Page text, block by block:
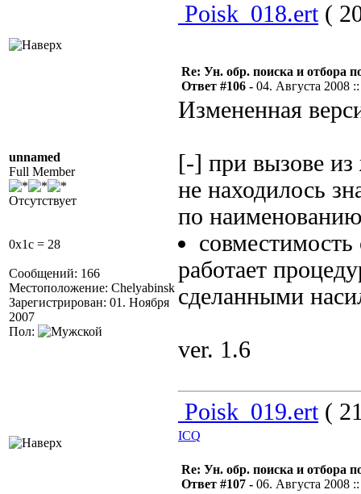
Poisk_018.ert(
unnamed
Full Member
Отсутствует
0x1c = 28
Сообщений: 166
Местоположение: Chelyabinsk
Зарегистрирован: 01. Ноября
2007
Пол:
Re: Ун. обр. поиска и отбора
Ответ #106 - 04. Августа 2008
Измененная
[-] при вызове из
не находилось
по
работает
сделанными
ver. 1.6
Poisk_019.ert(
ICQ
Re: Ун. обр. поиска и отбора
Ответ #107 - 06. Августа 2008